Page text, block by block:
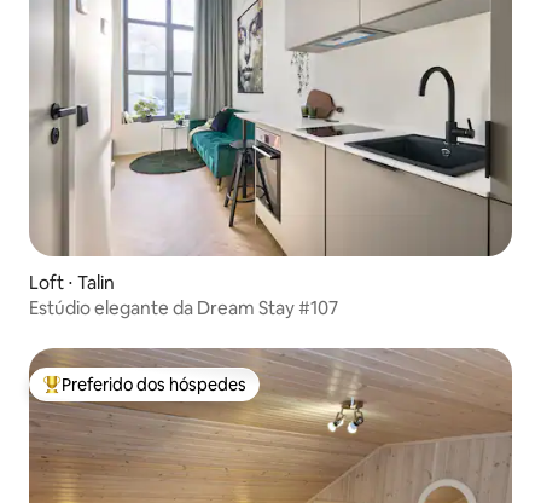
Loft ⋅ Talin
Estúdio elegante da Dream Stay #107
Entre os melhores preferidos dos hóspedes
Preferido dos hóspedes